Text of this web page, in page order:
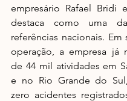
empresário Rafael Bridi
destaca como uma
referências nacionais. Em
operação, a empresa já
de 44 mil atividades em
e no Rio Grande do
zero acidentes